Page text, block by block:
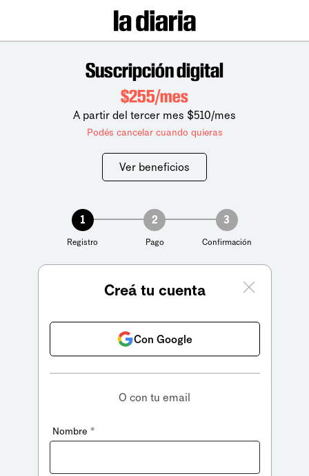
Suscripción digital
$255/mes
A partir del tercer mes $510/mes
Podés cancelar cuando quieras
Ver beneficios
1
Registro
2
Pago
3
Confirmación
Creá tu cuenta
Con Google
O con tu email
Nombre *